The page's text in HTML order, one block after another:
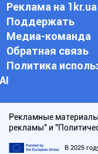
Реклама на 1kr.ua
Поддержать
Медиа-команда
Обратная связь
Политика
АI
Рекламные
рекламы" и
В 2025